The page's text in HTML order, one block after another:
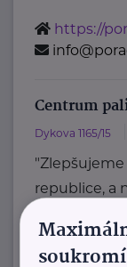
https://
Centrum
Dykova 1165/15
republice, a
Přinášíme